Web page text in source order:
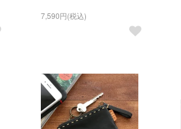
7,590円(税込)